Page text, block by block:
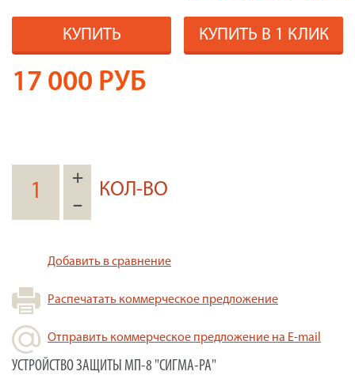
КУПИТЬ КУПИТЬ В 1 КЛИК
17 000 РУБ
+
–
КОЛ-ВО
Добавить в сравнение
Распечатать коммерческое предложение
Отправить коммерческое предложение на E-mail
УСТРОЙСТВО ЗАЩИТЫ МП-8 "СИГМА-РА"